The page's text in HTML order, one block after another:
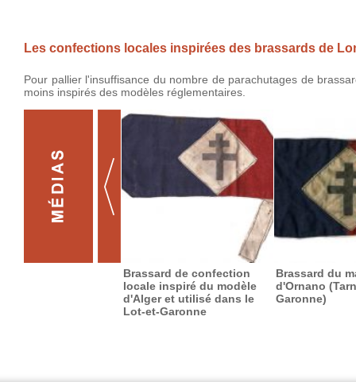
Les confections locales inspirées des brassards de
Pour pallier l'insuffisance du nombre de parachutages de
moins inspirés des modèles réglementaires.
Brassard de confection
locale inspiré du modèle
d'Alger et utilisé dans le
Lot-et-Garonne
Brassard du
d'Ornano
Garonne)